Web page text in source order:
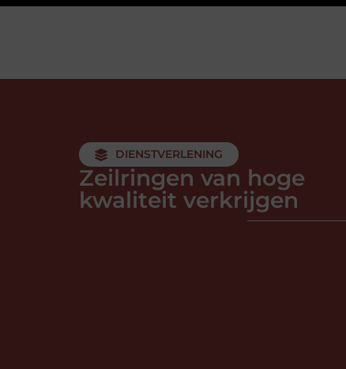
DIENSTVERLENING
Zeilringen van hoge
kwaliteit verkrijgen